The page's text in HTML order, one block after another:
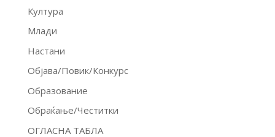
Култура
Млади
Настани
Објава/Повик/Конкурс
Образование
Обраќање/Честитки
ОГЛАСНА ТАБЛА